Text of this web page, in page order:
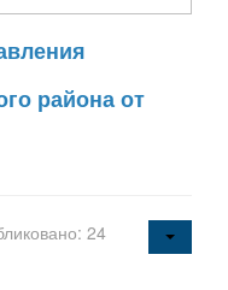
района от
24